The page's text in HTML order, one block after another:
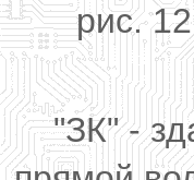
рис.
"ЗК" -